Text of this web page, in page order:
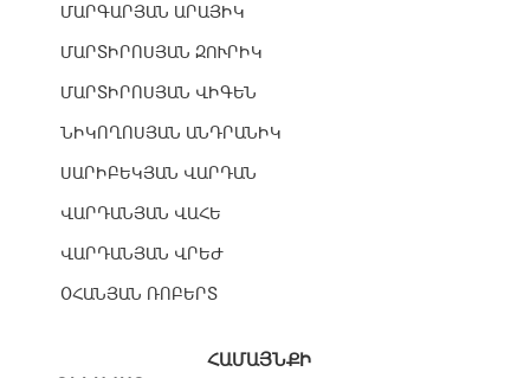
ՄԱՐԳԱՐՅԱՆ ԱՐԱՅԻԿ
ՄԱՐՏԻՐՈՍՅԱՆ ԶՈՒՐԻԿ
ՄԱՐՏԻՐՈՍՅԱՆ ՎԻԳԵՆ
ՆԻԿՈՂՈՍՅԱՆ ԱՆԴՐԱՆԻԿ
ՍԱՐԻԲԵԿՅԱՆ ՎԱՐԴԱՆ
ՎԱՐԴԱՆՅԱՆ ՎԱՀԵ
ՎԱՐԴԱՆՅԱՆ ՎՐԵԺ
ՕՀԱՆՅԱՆ ՌՈԲԵՐՏ
ՀԱՄԱՅՆՔԻ